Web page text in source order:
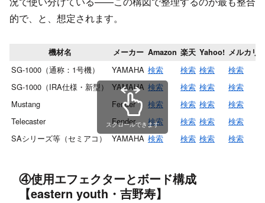
的で、と、想定されます。
機材名 メーカー Amazon 楽天 Yahoo! メルカリ
SG-1000（通称：1号機） YAMAHA 検索 検索 検索 検索
SG-1000（IRA仕様・新型）
YAMAHA 検索 検索 検索 検索
Mustang
Fender 検索 検索 検索 検索
Telecaster
Fender 検索 検索 検索 検索
SAシリーズ等（セミアコ）
YAMAHA 検索 検索 検索 検索
スクロールできます
④使用エフェクターとボード構成
【eastern youth・吉野寿】